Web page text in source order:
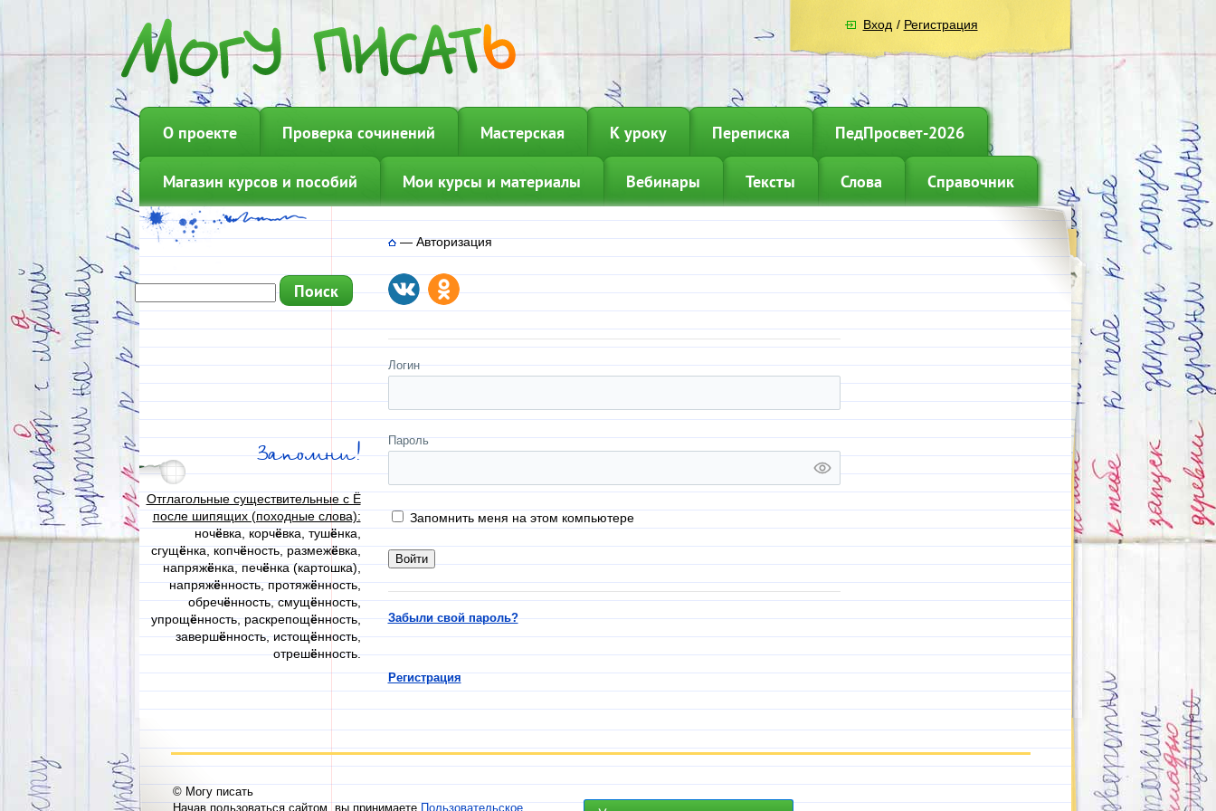
Вход / Регистрация
О проекте Проверка сочинений Мастерская К уроку Переписка ПедПросвет-2026
Магазин курсов и пособий Мои курсы и материалы Вебинары Тексты Слова Справочник
Запомни!
Отглагольные существительные с Ё
после шипящих (походные слова):
ночёвка, корчёвка, тушёнка,
сгущёнка, копчёность, размежёвка,
напряжёнка, печёнка (картошка),
напряжённость, протяжённость,
обречённость, смущённость,
упрощённость, раскрепощённость,
завершённость, истощённость,
отрешённость.
—Авторизация
Логин
Пароль
Запомнить меня на этом компьютере
Забыли свой пароль?
Регистрация
© Могу писать
Начав пользоваться сайтом, вы принимаете Пользовательское